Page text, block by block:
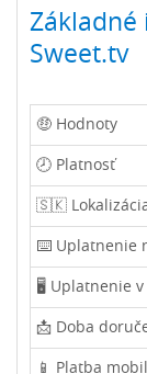
Základné
Sweet.tv
🤑 Hodnoty
🕗 Platnosť
🇸🇰
⌨️ Uplatnenie
🖥️ Uplatnenie
📩 Doba
📱 Platba